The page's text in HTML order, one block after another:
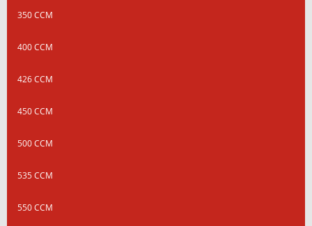
350 CCM
400 CCM
426 CCM
450 CCM
500 CCM
535 CCM
550 CCM